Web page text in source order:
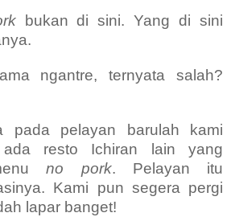
bukan di sini. Yang di sini
ngantre, ternyata salah?
pada pelayan barulah kami
resto Ichiran lain yang
no pork. Pelayan itu
Kami pun segera pergi
lapar banget!